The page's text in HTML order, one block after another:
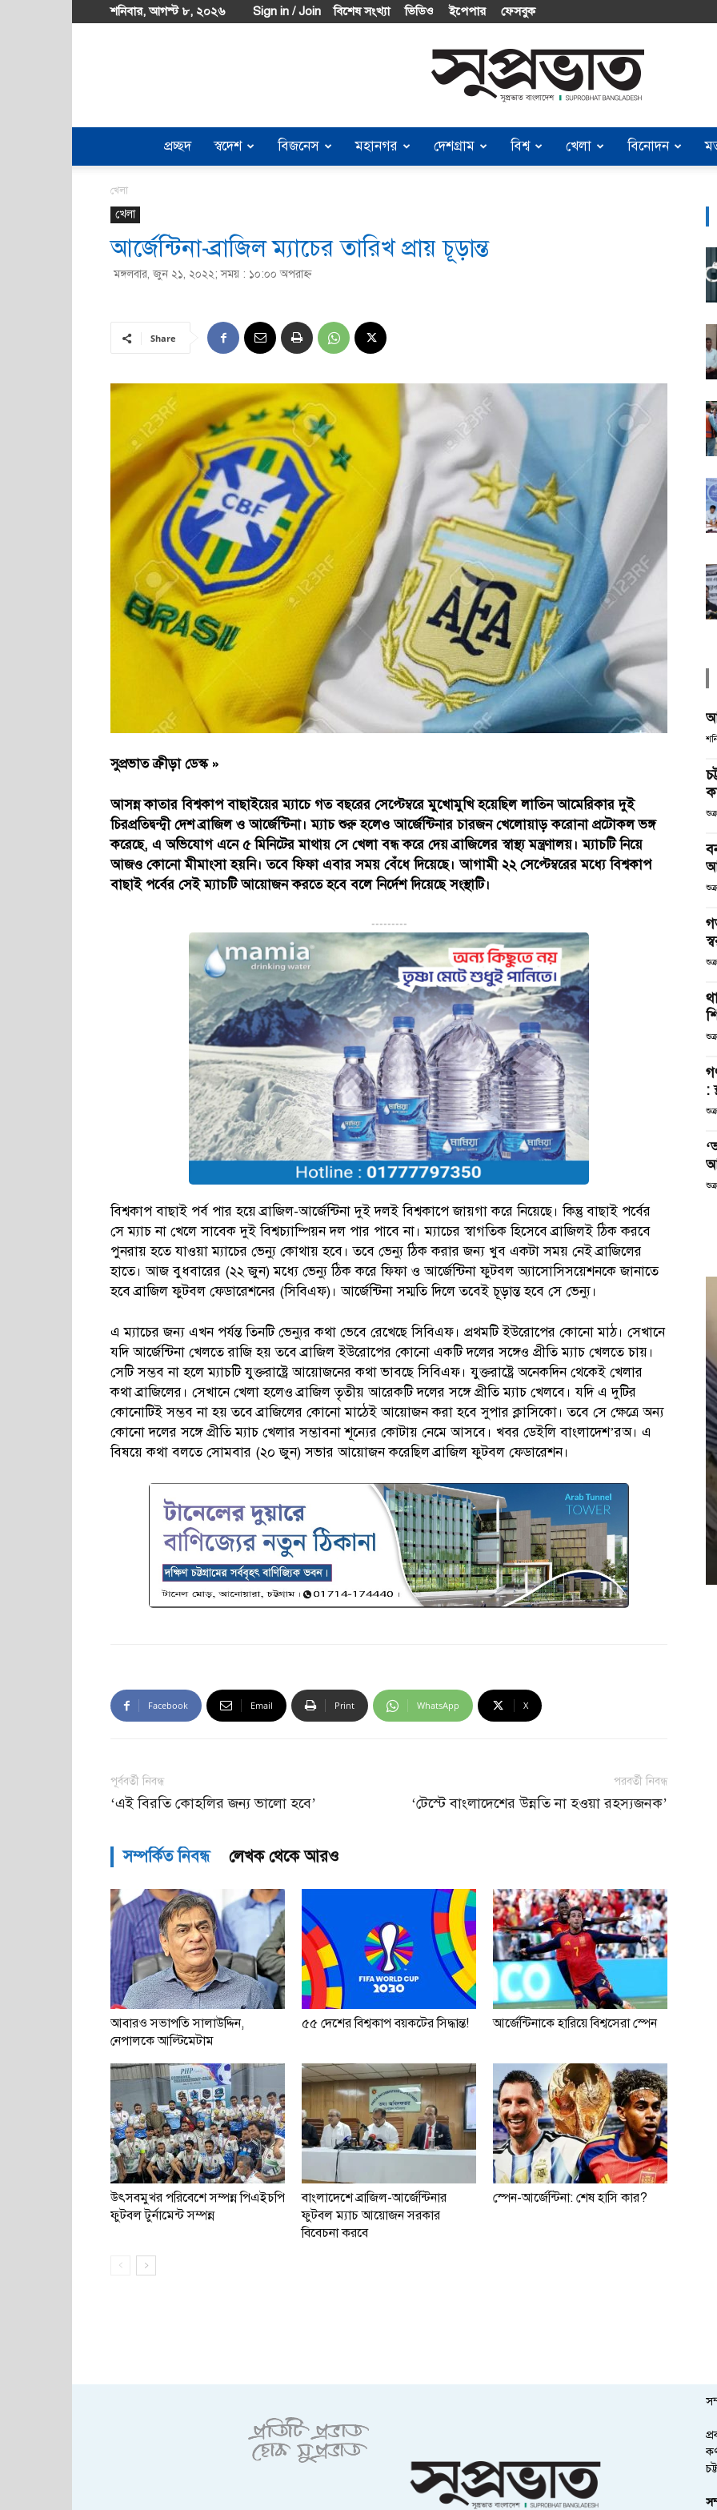
শনিবার, আগস্ট ৮, ২০২৬ Sign in / Join বিশেষ সংখ্যা ভিডিও ইপেপার ফেসবুক
Suprobhat
প্রচ্ছদ স্বদেশ বিজনেস মহানগর দেশগ্রাম বিশ্ব খেলা বিনোদন
খেলা
খেলা
আর্জেন্টিনা-ব্রাজিল ম্যাচের তারিখ প্রায় চূড়ান্ত
মঙ্গলবার, জুন ২১, ২০২২; সময় : ১০:০০ অপরাহ্ণ
Share
সুপ্রভাত ক্রীড়া ডেস্ক »
আসন্ন কাতার বিশ্বকাপ বাছাইয়ের ম্যাচে গত বছরের সেপ্টেম্বরে মুখোমুখি হয়েছিল লাতিন আমেরিকার দুই
চিরপ্রতিদ্বন্দ্বী দেশ ব্রাজিল ও আর্জেন্টিনা। ম্যাচ শুরু হলেও আর্জেন্টিনার চারজন খেলোয়াড় করোনা প্রটোকল ভঙ্গ
করেছে, এ অভিযোগ এনে ৫ মিনিটের মাথায় সে খেলা বন্ধ করে দেয় ব্রাজিলের স্বাস্থ্য মন্ত্রণালয়। ম্যাচটি নিয়ে
আজও কোনো মীমাংসা হয়নি। তবে ফিফা এবার সময় বেঁধে দিয়েছে। আগামী ২২ সেপ্টেম্বরের মধ্যে বিশ্বকাপ
বাছাই পর্বের সেই ম্যাচটি আয়োজন করতে হবে বলে নির্দেশ দিয়েছে সংস্থাটি।
---------
বিশ্বকাপ বাছাই পর্ব পার হয়ে ব্রাজিল-আর্জেন্টিনা দুই দলই বিশ্বকাপে জায়গা করে নিয়েছে। কিন্তু বাছাই পর্বের
সে ম্যাচ না খেলে সাবেক দুই বিশ্বচ্যাম্পিয়ন দল পার পাবে না। ম্যাচের স্বাগতিক হিসেবে ব্রাজিলই ঠিক করবে
পুনরায় হতে যাওয়া ম্যাচের ভেন্যু কোথায় হবে। তবে ভেন্যু ঠিক করার জন্য খুব একটা সময় নেই ব্রাজিলের
হাতে। আজ বুধবারের (২২ জুন) মধ্যে ভেন্যু ঠিক করে ফিফা ও আর্জেন্টিনা ফুটবল অ্যাসোসিসয়েশনকে জানাতে
হবে ব্রাজিল ফুটবল ফেডারেশনের (সিবিএফ)। আর্জেন্টিনা সম্মতি দিলে তবেই চূড়ান্ত হবে সে ভেন্যু।
এ ম্যাচের জন্য এখন পর্যন্ত তিনটি ভেন্যুর কথা ভেবে রেখেছে সিবিএফ। প্রথমটি ইউরোপের কোনো মাঠ। সেখানে
যদি আর্জেন্টিনা খেলতে রাজি হয় তবে ব্রাজিল ইউরোপের কোনো একটি দলের সঙ্গেও প্রীতি ম্যাচ খেলতে চায়।
সেটি সম্ভব না হলে ম্যাচটি যুক্তরাষ্ট্রে আয়োজনের কথা ভাবছে সিবিএফ। যুক্তরাষ্ট্রে অনেকদিন থেকেই খেলার
কথা ব্রাজিলের। সেখানে খেলা হলেও ব্রাজিল তৃতীয় আরেকটি দলের সঙ্গে প্রীতি ম্যাচ খেলবে। যদি এ দুটির
কোনোটিই সম্ভব না হয় তবে ব্রাজিলের কোনো মাঠেই আয়োজন করা হবে সুপার ক্লাসিকো। তবে সে ক্ষেত্রে অন্য
কোনো দলের সঙ্গে প্রীতি ম্যাচ খেলার সম্ভাবনা শূন্যের কোটায় নেমে আসবে। খবর ডেইলি বাংলাদেশ’রঅ। এ
বিষয়ে কথা বলতে সোমবার (২০ জুন) সভার আয়োজন করেছিল ব্রাজিল ফুটবল ফেডারেশন।
Facebook Email Print WhatsApp X
পূর্ববর্তী নিবন্ধ
‘এই বিরতি কোহলির জন্য ভালো হবে’
পরবর্তী নিবন্ধ
‘টেস্টে বাংলাদেশের উন্নতি না হওয়া রহস্যজনক’
সম্পর্কিত নিবন্ধ লেখক থেকে আরও
আবারও সভাপতি সালাউদ্দিন,
নেপালকে আল্টিমেটাম
৫৫ দেশের বিশ্বকাপ বয়কটের সিদ্ধান্ত! আর্জেন্টিনাকে হারিয়ে বিশ্বসেরা স্পেন
উৎসবমুখর পরিবেশে সম্পন্ন পিএইচপি
ফুটবল টুর্নামেন্ট সম্পন্ন
বাংলাদেশে ব্রাজিল-আর্জেন্টিনার
ফুটবল ম্যাচ আয়োজন সরকার
বিবেচনা করবে
স্পেন-আর্জেন্টিনা: শেষ হাসি কার?
: